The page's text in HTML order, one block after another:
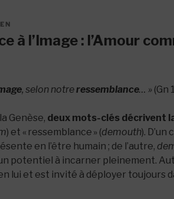
à l’Image : l’Amour
, selon notreressemblance… » (Gn
Genèse, deux mots-clés décrivent
) et « ressemblance » (demouth). D’un
en l’être humain ; de l’autre,
potentiel à incarner pleinement.
lui et est invité à déployer toujours